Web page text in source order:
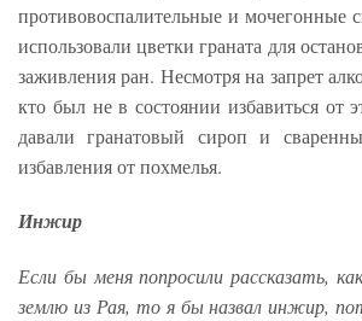
противовоспалительные и мочегонные
использовали цветки граната для
заживления ран. Несмотря на запрет
кто был не в состоянии избавиться от
давали гранатовый сироп и
избавления от похмелья.
Инжир
Если бы меня попросили рассказать,
землю из Рая, то я бы назвал инжир,